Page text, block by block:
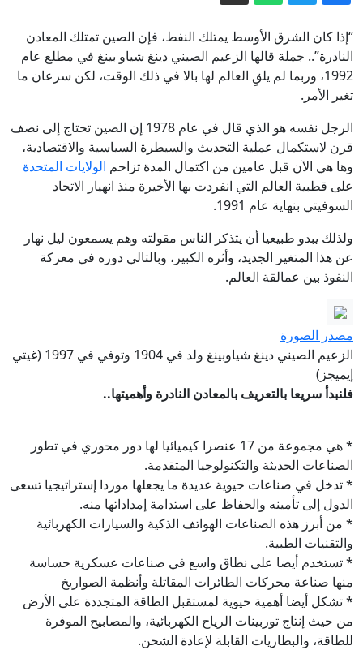
مرتبطة بالجيش الأوكراني في أوديسا
الحوثيون يعلنون استهداف منشأة
لـ"أرامكو" في جازان بطائرة مسيرة
تصريح الوزير فيدان يلقى رواجا
فجر الأحد.. السعودية تعلن إخماد حريق
اندلع بمنشأة لأرامكو في جيزان
عبر خط بحري يختصر زمن الشحن للشرق
أكبر شحنة سيارات صينية
مسؤول إيراني يعدد 6 نقاط بموجبها "تصحح
أمريكا سلوكها" لفتح مضيق هرمز
“إذا كان الشرق الأوسط يمتلك النفط، فإن الصين تمتلك المعادن
النادرة”.. جملة قالها الزعيم الصيني دينغ شياو بينغ في مطلع عام
1992، وربما لم يلقِ العالم لها بالا في ذلك الوقت، لكن سرعان ما
تغير الأمر.
الرجل نفسه هو الذي قال في عام 1978 إن الصين تحتاج إلى نصف
قرن لاستكمال عملية التحديث والسيطرة السياسية والاقتصادية،
وها هي الآن قبل عامين من اكتمال المدة تزاحم الولايات المتحدة
على قطبية العالم التي انفردت بها الأخيرة منذ انهيار الاتحاد
السوفيتي بنهاية عام 1991.
ولذلك يبدو طبيعيا أن يتذكر الناس مقولته وهم يسمعون ليل نهار
عن هذا المتغير الجديد، وأثره الكبير، وبالتالي دوره في معركة
النفوذ بين عمالقة العالم.
مصدر الصورة
الزعيم الصيني دينغ شياوبينغ ولد في 1904 وتوفي في 1997 (غيتي
إيميجز)
فلنبدأ سريعا بالتعريف بالمعادن النادرة وأهميتها..
* هي مجموعة من 17 عنصرا كيميائيا لها دور محوري في تطور
الصناعات الحديثة والتكنولوجيا المتقدمة.
* تدخل في صناعات حيوية عديدة ما يجعلها موردا إستراتيجيا تسعى
الدول إلى تأمينه والحفاظ على استدامة إمداداتها منه.
* من أبرز هذه الصناعات الهواتف الذكية والسيارات الكهربائية
والتقنيات الطبية.
* تستخدم أيضا على نطاق واسع في صناعات عسكرية حساسة
منها صناعة محركات الطائرات المقاتلة وأنظمة الصواريخ
* تشكل أيضا أهمية حيوية لمستقبل الطاقة المتجددة على الأرض
من حيث إنتاج توربينات الرياح الكهربائية، والمصابيح الموفرة
للطاقة، والبطاريات القابلة لإعادة الشحن.